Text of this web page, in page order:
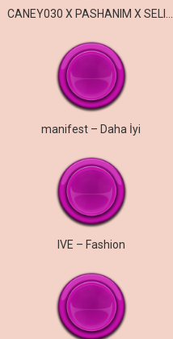
manifest – Daha İyi
IVE – Fashion